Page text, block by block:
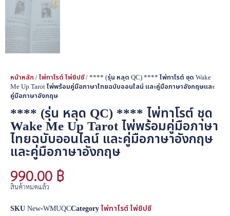
หน้าหลัก /ไพ่ทาโรต์ ไพ่ยิปซี/ **** (รุ่น หลุด QC) **** ไพ่ทาโรต์ ชุด Wake
Me Up Tarot ไพ่พร้อมคู่มือภาษาไทยฉบับออนไลน์ และคู่มือภาษาอังกฤษและ
คู่มือภาษาอังกฤษ
**** (รุ่น หลุด QC) **** ไพ่ทาโรต์ ชุด
Wake Me Up Tarot ไพ่พร้อมคู่มือภาษา
ไทยฉบับออนไลน์ และคู่มือภาษาอังกฤษ
และคู่มือภาษาอังกฤษ
990.00 ฿
สินค้าหมดแล้ว
SKUNew-WMUQCCategoryไพ่ทาโรต์ ไพ่ยิปซี